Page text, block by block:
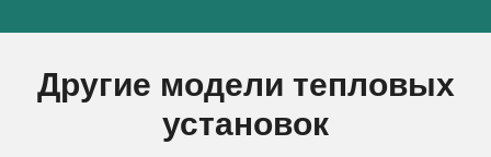
Другие модели тепловых
установок